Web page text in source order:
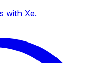
with Xe.